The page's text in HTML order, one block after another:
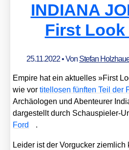
INDIANA
First Look
25.11.2022• Von Stefan
Empire hat ein aktu­el­les »First
wie vortitel­lo­sen fünf­ten Teil der
Archäo­lo­gen und Aben­teu­rer
dar­ge­stellt durch Schau­spie­ler-
Ford
.
Lei­der ist der Vor­gu­cker ziem­lich